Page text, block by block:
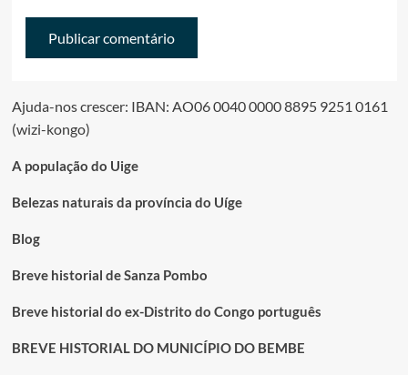
Ajuda-nos crescer: IBAN: AO06 0040 0000 8895 9251 0161
(wizi-kongo)
A população do Uige
Belezas naturais da província do Uíge
Blog
Breve historial de Sanza Pombo
Breve historial do ex-Distrito do Congo português
BREVE HISTORIAL DO MUNICÍPIO DO BEMBE